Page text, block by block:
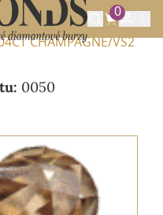
0
NABÍDKA
CHAMPAGNE/VS2
0050